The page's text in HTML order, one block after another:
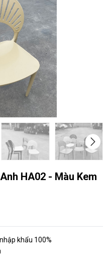
HA02 - Màu Kem
khẩu 100%